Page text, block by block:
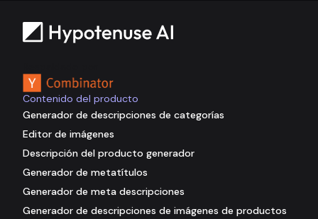
Contenido del producto
Generador de descripciones de categorías
Editor de imágenes
Descripción del producto generador
Generador de metatítulos
Generador de meta descripciones
Generador de descripciones de imágenes de productos